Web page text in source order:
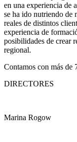
en una experiencia de
se ha ido nutriendo de
reales de distintos
experiencia de
posibilidades de crear
regional.
Contamos con más de
DIRECTORES
Marina Rogow